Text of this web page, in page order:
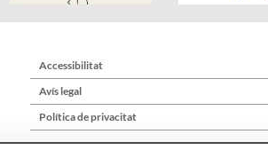
Accessibilitat
Avís legal
Política de privacitat